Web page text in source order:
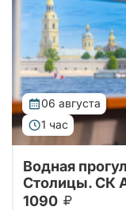
06 августа
1 час
Водная
Столицы. СК
1090